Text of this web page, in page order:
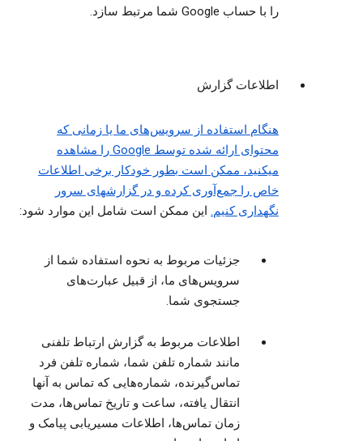
را با حساب Google شما مرتبط سازد.
اطلاعات گزارش
هنگام استفاده از سرویس‌های ما یا زمانی که
محتوای ارائه شده توسط Google را مشاهده
میکنید، ممکن است بطور خودکار برخی اطلاعات
خاص را جمع‌آوری کرده و در گزارشهای سرور
نگهداری کنیم. این ممکن است شامل این موارد شود:
جزئیات مربوط به نحوه استفاده شما از
سرویس‌های ما، از قبیل عبارت‌های
جستجوی شما.
اطلاعات مربوط به گزارش ارتباط تلفنی
مانند شماره تلفن شما، شماره تلفن فرد
تماس‌گیرنده، شماره‌هایی که تماس به آنها
انتقال یافته، ساعت و تاریخ تماس‌ها، مدت
زمان تماس‌ها، اطلاعات مسیریابی پیامک و